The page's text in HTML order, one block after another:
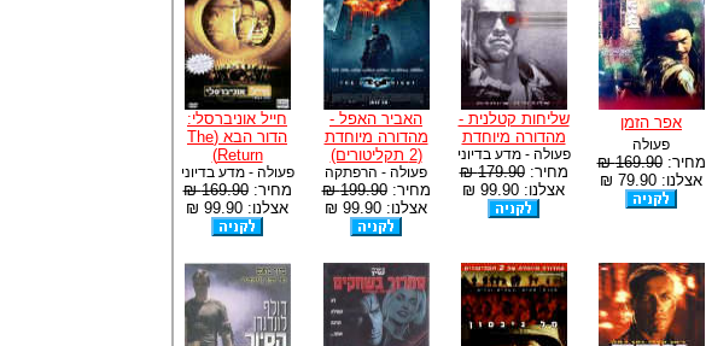
אפר הזמן
פעולה
מחיר:169.90 ₪
אצלנו: 79.90 ₪
שליחות קטלנית -
מהדורה מיוחדת
פעולה - מדע בדיוני
מחיר:179.90 ₪
אצלנו: 99.90 ₪
האביר האפל -
מהדורה מיוחדת
(2 תקליטורים)
פעולה - הרפתקה
מחיר:199.90 ₪
אצלנו: 99.90 ₪
חייל אוניברסלי:
הדור הבא (The
Return)
פעולה - מדע בדיוני
מחיר:169.90 ₪
אצלנו: 99.90 ₪